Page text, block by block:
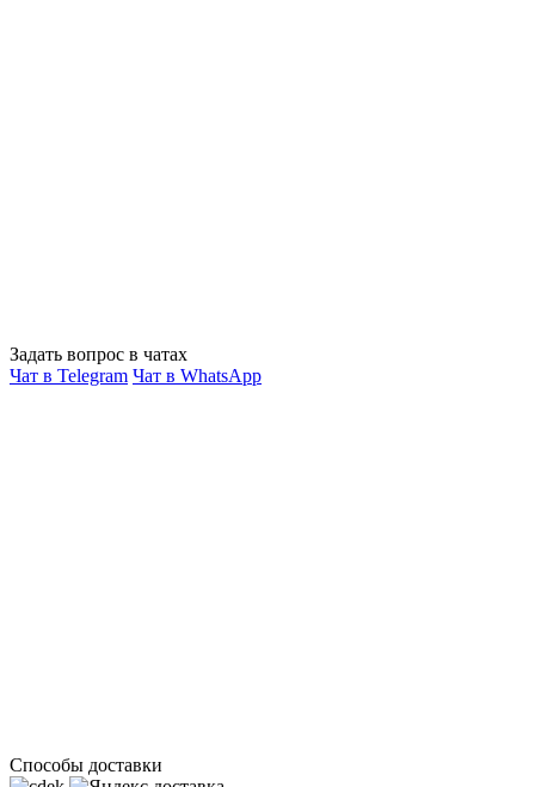
Задать вопрос в чатах
Чат в Telegram Чат в WhatsApp
Способы доставки